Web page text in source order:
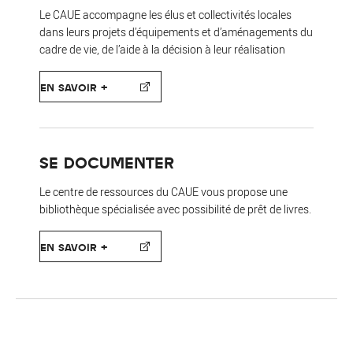
Le CAUE accompagne les élus et collectivités locales
dans leurs projets d’équipements et d’aménagements du
cadre de vie, de l’aide à la décision à leur réalisation
EN SAVOIR +
SE DOCUMENTER
Le centre de ressources du CAUE vous propose une
bibliothèque spécialisée avec possibilité de prêt de livres.
EN SAVOIR +